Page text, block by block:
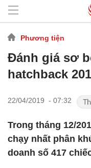
Phương tiện
Đánh giá sơ
hatchback
22/04/2019 - 07:32
Trong tháng 12/
chạy nhất phân
doanh số 417